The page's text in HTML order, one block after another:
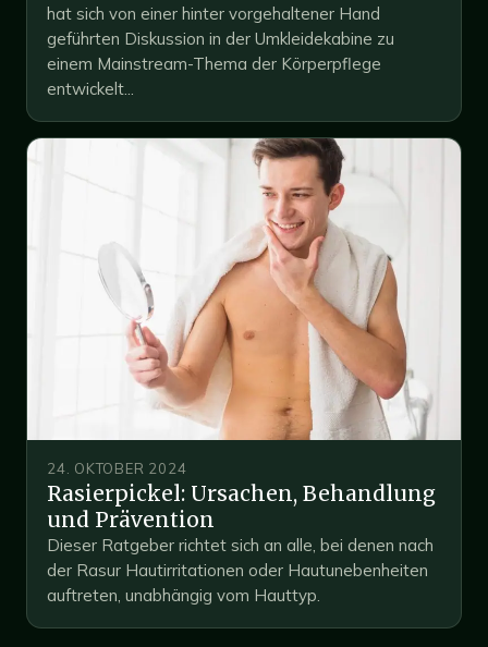
hat sich von einer hinter vorgehaltener Hand
geführten Diskussion in der Umkleidekabine zu
einem Mainstream-Thema der Körperpflege
entwickelt...
24. OKTOBER 2024
Rasierpickel: Ursachen, Behandlung
und Prävention
Dieser Ratgeber richtet sich an alle, bei denen nach
der Rasur Hautirritationen oder Hautunebenheiten
auftreten, unabhängig vom Hauttyp.